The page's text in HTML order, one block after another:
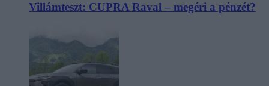
Villámteszt: CUPRA Raval – megéri a pénzét?